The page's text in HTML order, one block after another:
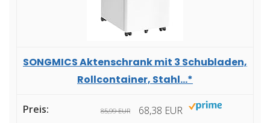
SONGMICS Aktenschrank mit 3 Schubladen,
Rollcontainer, Stahl...*
85,99 EUR 68,38 EUR